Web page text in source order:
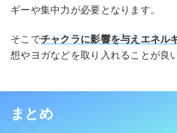
ギーや集中力が必要となります。
そこでチャクラに影響を与えエネル
想やヨガなどを取り入れることが良
まとめ